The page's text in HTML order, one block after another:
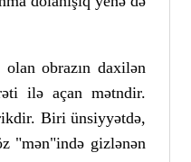
obrazın daxilən
ilə açan mətndir.
Biri ünsiyyətdə,
"mən"ində gizlənən